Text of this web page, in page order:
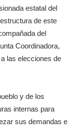
estatal del
de este
del
Coordinadora,
las elecciones de
y de los
internas para
sus demandas e